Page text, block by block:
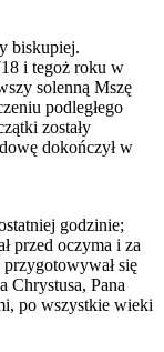
biskupiej.
i tegoż roku w
solenną Mszę
podległego
zostały
dokończył w
godzinie;
przed oczyma i za
przygotowywał się
Chrystusa, Pana
po wszystkie wieki